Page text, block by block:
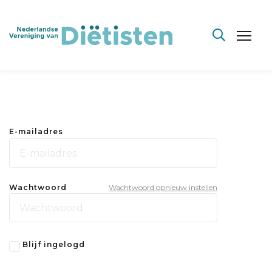
E-mailadres
Wachtwoord Wachtwoord opnieuw instellen
Blijf ingelogd